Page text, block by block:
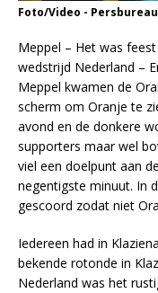
Foto/Video -
Meppel – Het was
wedstrijd Nederland –
Meppel kwamen de
scherm om Oranje te
avond en de donkere
supporters maar wel
viel een doelpunt aan
negentigste minuut. In
gescoord zodat niet
Iedereen had in
bekende rotonde in
Nederland was het